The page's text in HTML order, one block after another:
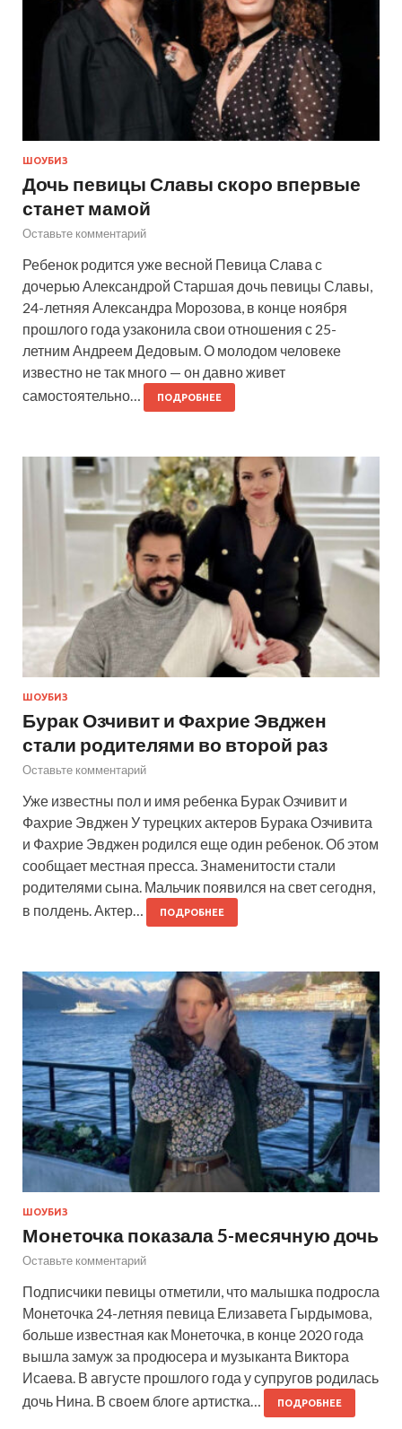
ШОУБИЗ
Дочь певицы Славы скоро впервые
станет мамой
Оставьте комментарий
Ребенок родится уже весной Певица Слава с
дочерью Александрой Старшая дочь певицы Славы,
24-летняя Александра Морозова, в конце ноября
прошлого года узаконила свои отношения с 25-
летним Андреем Дедовым. О молодом человеке
известно не так много — он давно живет
самостоятельно…
ПОДРОБНЕЕ
ШОУБИЗ
Бурак Озчивит и Фахрие Эвджен
стали родителями во второй раз
Оставьте комментарий
Уже известны пол и имя ребенка Бурак Озчивит и
Фахрие Эвджен У турецких актеров Бурака Озчивита
и Фахрие Эвджен родился еще один ребенок. Об этом
сообщает местная пресса. Знаменитости стали
родителями сына. Мальчик появился на свет сегодня,
в полдень. Актер…
ПОДРОБНЕЕ
ШОУБИЗ
Монеточка показала 5-месячную дочь
Оставьте комментарий
Подписчики певицы отметили, что малышка подросла
Монеточка 24-летняя певица Елизавета Гырдымова,
больше известная как Монеточка, в конце 2020 года
вышла замуж за продюсера и музыканта Виктора
Исаева. В августе прошлого года у супругов родилась
дочь Нина. В своем блоге артистка…
ПОДРОБНЕЕ